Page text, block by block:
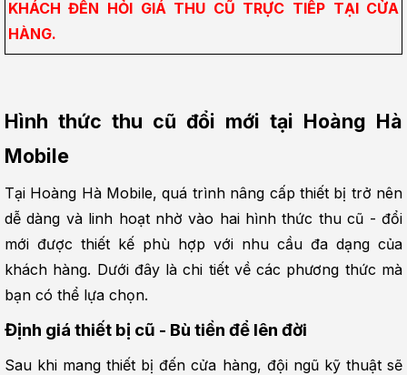
KHÁCH ĐẾN HỎI GIÁ THU CŨ TRỰC TIẾP TẠI CỬA
HÀNG.
Hình thức thu cũ đổi mới tại Hoàng Hà
Mobile
Tại Hoàng Hà Mobile, quá trình nâng cấp thiết bị trở nên
dễ dàng và linh hoạt nhờ vào hai hình thức thu cũ - đổi
mới được thiết kế phù hợp với nhu cầu đa dạng của
khách hàng. Dưới đây là chi tiết về các phương thức mà
bạn có thể lựa chọn.
Định giá thiết bị cũ - Bù tiền để lên đời
Sau khi mang thiết bị đến cửa hàng, đội ngũ kỹ thuật sẽ